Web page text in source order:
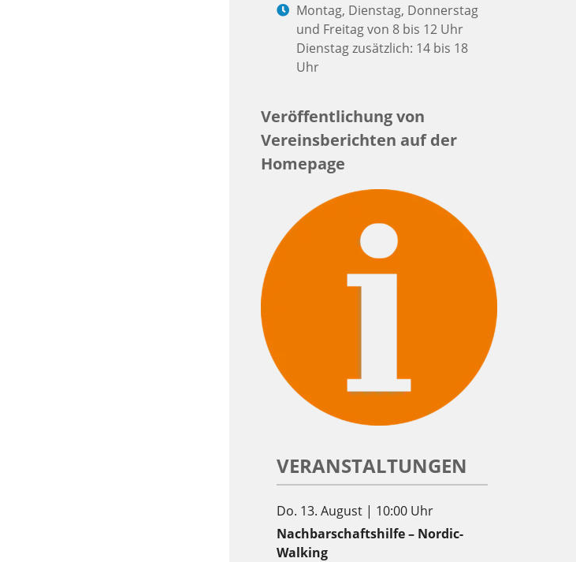
Montag, Dienstag, Donnerstag
und Freitag von 8 bis 12 Uhr
Dienstag zusätzlich: 14 bis 18
Uhr
Veröffentlichung von
Vereinsberichten auf der
Homepage
VERANSTALTUNGEN
Do. 13. August | 10:00 Uhr
Nachbarschaftshilfe – Nordic-
Walking